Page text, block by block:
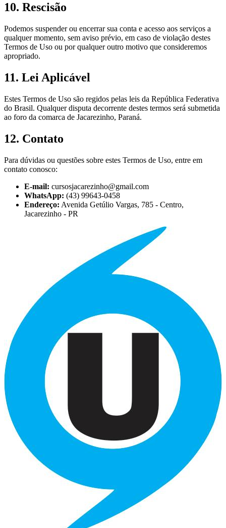
10. Rescisão
Podemos suspender ou encerrar sua conta e acesso aos serviços a
qualquer momento, sem aviso prévio, em caso de violação destes
Termos de Uso ou por qualquer outro motivo que consideremos
apropriado.
11. Lei Aplicável
Estes Termos de Uso são regidos pelas leis da República Federativa
do Brasil. Qualquer disputa decorrente destes termos será submetida
ao foro da comarca de Jacarezinho, Paraná.
12. Contato
Para dúvidas ou questões sobre estes Termos de Uso, entre em
contato conosco:
E-mail: cursosjacarezinho@gmail.com
WhatsApp: (43) 99643-0458
Endereço: Avenida Getúlio Vargas, 785 - Centro,
Jacarezinho - PR